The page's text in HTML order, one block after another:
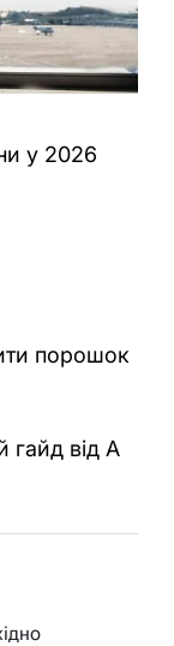
у 2026
порошок
гайд від А